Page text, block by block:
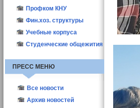
Профком КНУ
Фин.хоз. структуры
Учебные корпуса
Студенческие общежития
ПРЕСС МЕНЮ
Все новости
Новости КНУ
Архив новостей